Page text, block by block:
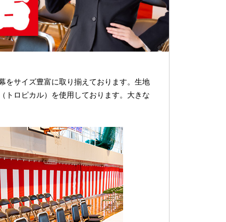
をサイズ豊富に取り揃えております。生地
トロピカル）を使用しております。大きな